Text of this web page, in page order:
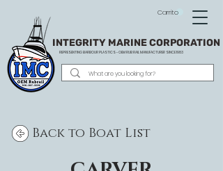
INTEGRITY MARINE CORPORATION
REPRESENTING BARBOUR PLASTICS - OEM RUB RAIL MANUFACTURER SINCE 1983
Carrito
Back to Boat List